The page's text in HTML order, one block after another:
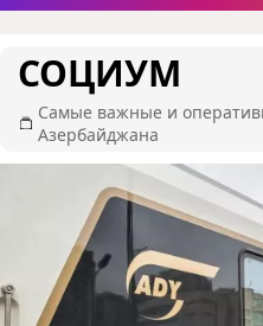
СОЦИУМ
Самые важные и
Азербайджана